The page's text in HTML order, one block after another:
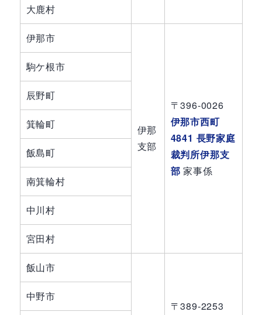
大鹿村
伊那市
伊那
支部
〒396-0026
伊那市西町
4841 長野家庭
裁判所伊那支
部 家事係
駒ケ根市
辰野町
箕輪町
飯島町
南箕輪村
中川村
宮田村
飯山市
〒389-2253
中野市